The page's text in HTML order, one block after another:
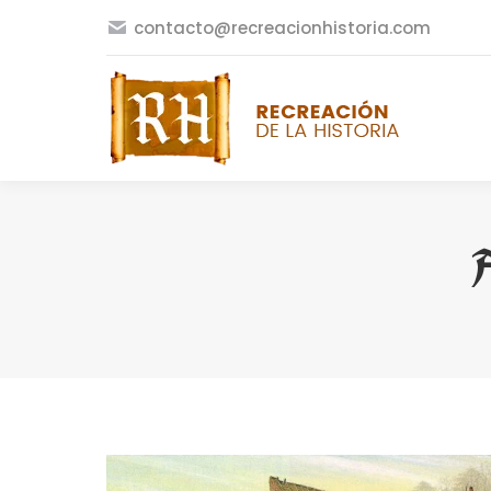
contacto@recreacionhistoria.com